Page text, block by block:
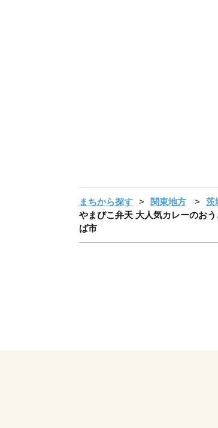
まちから探す 関東地方 茨
やまびこ弁天 大人気カレーのお
ば市